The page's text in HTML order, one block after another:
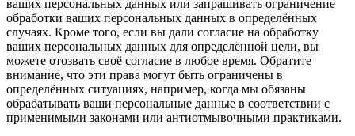
ваших персональных данных или запрашивать ограничение
обработки ваших персональных данных в определённых
случаях. Кроме того, если вы дали согласие на обработку
ваших персональных данных для определённой цели, вы
можете отозвать своё согласие в любое время. Обратите
внимание, что эти права могут быть ограничены в
определённых ситуациях, например, когда мы обязаны
обрабатывать ваши персональные данные в соответствии с
применимыми законами или антиотмывочными практиками.